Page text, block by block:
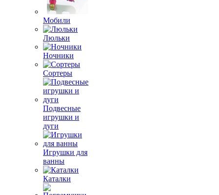
Мобили
Люльки
Ночники
Сортеры
Подвесные
игрушки и
дуги
Игрушки для
ванны
Каталки